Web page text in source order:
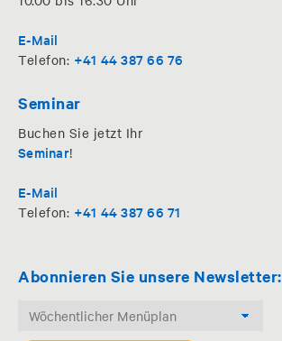
E-Mail
Telefon: +41 44 387 66 76
Seminar
Buchen Sie jetzt Ihr
Seminar!
E-Mail
Telefon: +41 44 387 66 71
Abonnieren Sie unsere Newsletter: